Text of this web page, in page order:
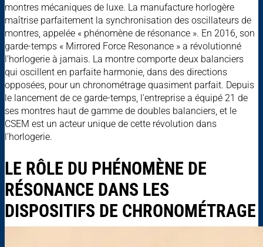
montres mécaniques de luxe. La manufacture horlogère
maîtrise parfaitement la synchronisation des oscillateurs de
montres, appelée « phénomène de résonance ». En 2016, son
garde-temps « Mirrored Force Resonance » a révolutionné
l’horlogerie à jamais. La montre comporte deux balanciers
qui oscillent en parfaite harmonie, dans des directions
opposées, pour un chronométrage quasiment parfait. Depuis
le lancement de ce garde-temps, l’entreprise a équipé 21 de
ses montres haut de gamme de doubles balanciers, et le
CSEM est un acteur unique de cette révolution dans
l’horlogerie.
LE RÔLE DU PHÉNOMÈNE DE
RÉSONANCE DANS LES
DISPOSITIFS DE CHRONOMÉTRAGE